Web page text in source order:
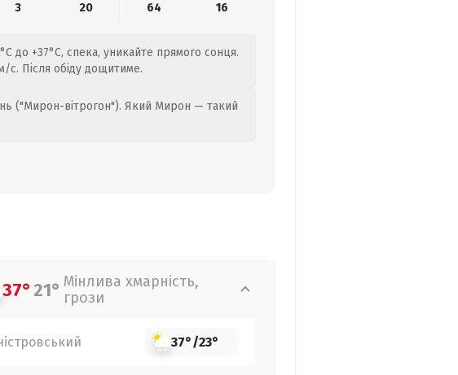
3 20 64 16
до +37°C, спека, уникайте прямого сонця.
с. Після обіду дощитиме.
("Мирон-вітрогон"). Який Мирон — такий
37°21° Мінлива хмарність,
грози
37°/23°